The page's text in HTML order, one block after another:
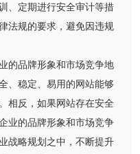
、定期进行安全审计等措
法规的要求，避免因违规
的品牌形象和市场竞争地
、稳定、易用的网站能够
相反，如果网站存在安全
业的品牌形象和市场竞争
战略规划之中，不断提升